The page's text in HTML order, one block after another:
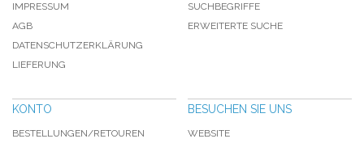
IMPRESSUM
AGB
DATENSCHUTZERKLÄRUNG
LIEFERUNG
SUCHBEGRIFFE
ERWEITERTE SUCHE
KONTO
BESTELLUNGEN/RETOUREN
BESUCHEN SIE UNS
WEBSITE